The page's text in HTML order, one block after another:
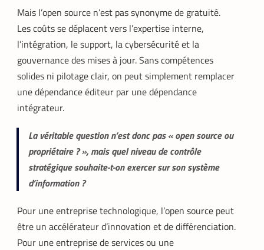
Mais l’open source n’est pas synonyme de gratuité.
Les coûts se déplacent vers l’expertise interne,
l’intégration, le support, la cybersécurité et la
gouvernance des mises à jour. Sans compétences
solides ni pilotage clair, on peut simplement remplacer
une dépendance éditeur par une dépendance
intégrateur.
La véritable question n’est donc pas « open source ou
propriétaire ? », mais quel niveau de contrôle
stratégique souhaite-t-on exercer sur son système
d’information ?
Pour une entreprise technologique, l’open source peut
être un accélérateur d’innovation et de différenciation.
Pour une entreprise de services ou une